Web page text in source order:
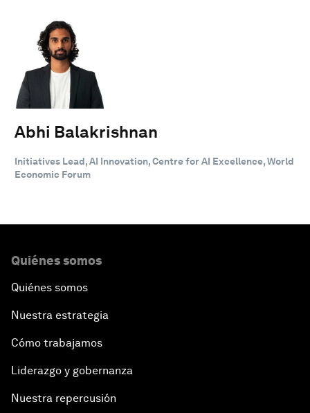
Abhi Balakrishnan
Initiatives Lead, AI Innovation, Centre for AI Excellence, World
Economic Forum
Quiénes somos
Quiénes somos
Nuestra estrategia
Cómo trabajamos
Liderazgo y gobernanza
Nuestra repercusión